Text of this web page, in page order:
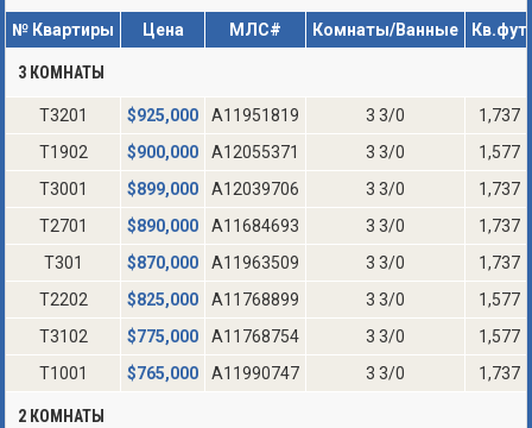
№ Квартиры Цена МЛС# Комнаты/Ванные Кв.фут
3 КОМНАТЫ
T3201 $925,000 A11951819 3 3/0
1,737
T1902
$900,000 A12055371 3 3/0
1,577
T3001
$899,000 A12039706 3 3/0
1,737
T2701
$890,000 A11684693 3 3/0
1,737
T301
$870,000 A11963509 3 3/0
1,737
T2202
$825,000 A11768899 3 3/0
1,577
T3102
$775,000 A11768754 3 3/0
1,577
T1001
$765,000 A11990747 3 3/0 1,737
2 КОМНАТЫ